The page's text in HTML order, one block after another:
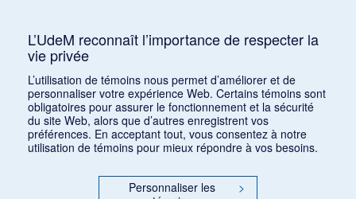
L’UdeM reconnaît l’importance de respecter la
vie privée
L’utilisation de témoins nous permet d’améliorer et de
personnaliser votre expérience Web. Certains témoins sont
obligatoires pour assurer le fonctionnement et la sécurité
du site Web, alors que d’autres enregistrent vos
préférences. En acceptant tout, vous consentez à notre
utilisation de témoins pour mieux répondre à vos besoins.
Personnaliser les
>